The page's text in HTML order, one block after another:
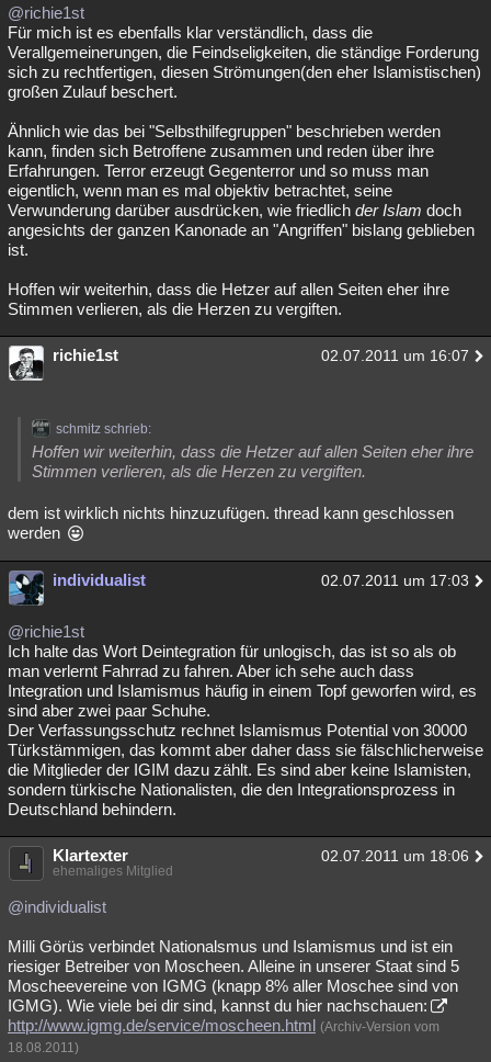
@richie1st
Für mich ist es ebenfalls klar verständlich, dass die
Verallgemeinerungen, die Feindseligkeiten, die ständige Forderung
sich zu rechtfertigen, diesen Strömungen(den eher Islamistischen)
großen Zulauf beschert.
Ähnlich wie das bei "Selbsthilfegruppen" beschrieben werden
kann, finden sich Betroffene zusammen und reden über ihre
Erfahrungen. Terror erzeugt Gegenterror und so muss man
eigentlich, wenn man es mal objektiv betrachtet, seine
Verwunderung darüber ausdrücken, wie friedlich der Islam doch
angesichts der ganzen Kanonade an "Angriffen" bislang geblieben
ist.
Hoffen wir weiterhin, dass die Hetzer auf allen Seiten eher ihre
Stimmen verlieren, als die Herzen zu vergiften.
richie1st 02.07.2011 um 16:07
schmitz schrieb:
Hoffen wir weiterhin, dass die Hetzer auf allen Seiten eher ihre
Stimmen verlieren, als die Herzen zu vergiften.
dem ist wirklich nichts hinzuzufügen. thread kann geschlossen
werden
individualist 02.07.2011 um 17:03
@richie1st
Ich halte das Wort Deintegration für unlogisch, das ist so als ob
man verlernt Fahrrad zu fahren. Aber ich sehe auch dass
Integration und Islamismus häufig in einem Topf geworfen wird, es
sind aber zwei paar Schuhe.
Der Verfassungsschutz rechnet Islamismus Potential von 30000
Türkstämmigen, das kommt aber daher dass sie fälschlicherweise
die Mitglieder der IGIM dazu zählt. Es sind aber keine Islamisten,
sondern türkische Nationalisten, die den Integrationsprozess in
Deutschland behindern.
Klartexter 02.07.2011 um 18:06
ehemaliges Mitglied
@individualist
Milli Görüs verbindet Nationalsmus und Islamismus und ist ein
riesiger Betreiber von Moscheen. Alleine in unserer Staat sind 5
Moscheevereine von IGMG (knapp 8% aller Moschee sind von
IGMG). Wie viele bei dir sind, kannst du hier nachschauen:
http://www.igmg.de/service/moscheen.html (Archiv-Version vom
18.08.2011)